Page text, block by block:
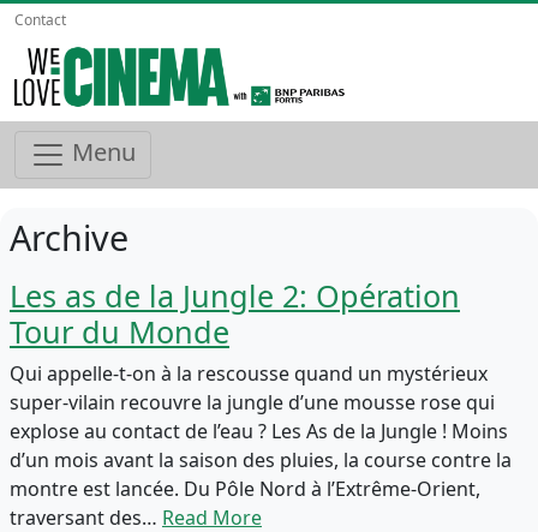
Contact
Menu
Archive
Les as de la Jungle 2: Opération
Tour du Monde
Qui appelle-t-on à la rescousse quand un mystérieux
super-vilain recouvre la jungle d’une mousse rose qui
explose au contact de l’eau ? Les As de la Jungle ! Moins
d’un mois avant la saison des pluies, la course contre la
montre est lancée. Du Pôle Nord à l’Extrême-Orient,
traversant des… Read More